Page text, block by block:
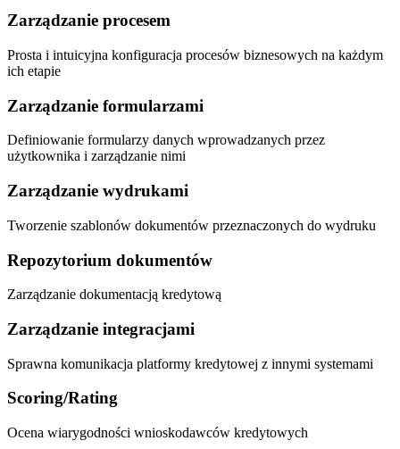
Zarządzanie procesem
Prosta i intuicyjna konfiguracja procesów biznesowych na każdym
ich etapie
Zarządzanie formularzami
Definiowanie formularzy danych wprowadzanych przez
użytkownika i zarządzanie nimi
Zarządzanie wydrukami
Tworzenie szablonów dokumentów przeznaczonych do wydruku
Repozytorium dokumentów
Zarządzanie dokumentacją kredytową
Zarządzanie integracjami
Sprawna komunikacja platformy kredytowej z innymi systemami
Scoring/Rating
Ocena wiarygodności wnioskodawców kredytowych